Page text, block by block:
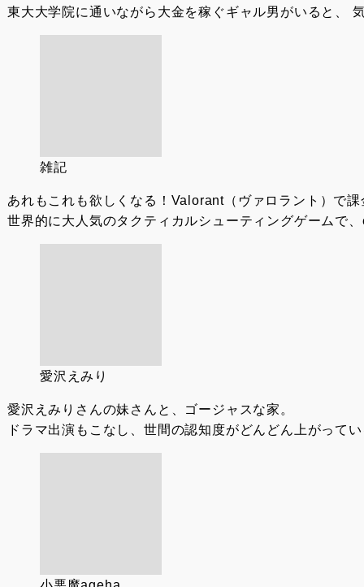
東大大学院に通いながら大金を稼ぐギャル男がいると、
雑記
あれもこれも欲しくなる！Valorant（ヴァロラント）で
世界的に大人気のタクティカルシューティングゲームで
愛沢えみり
愛沢えみりさんの妹さんと、ゴージャスな家。
ドラマ出演もこなし、世間の認知度がどんどん上がって